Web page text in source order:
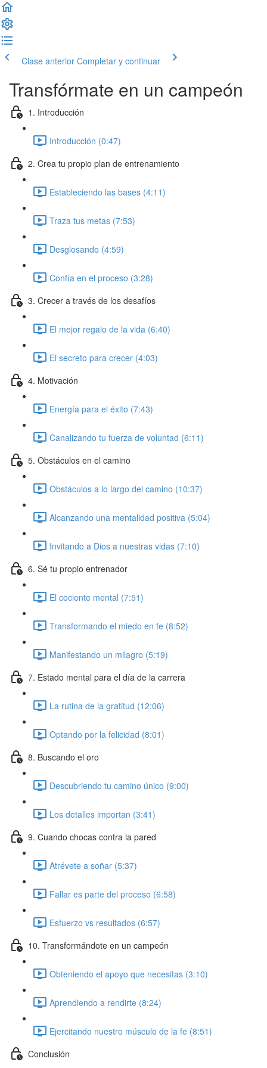
Clase anterior Completar y continuar
Transfórmate en un campeón
1. Introducción
Introducción (0:47)
2. Crea tu propio plan de entrenamiento
Estableciendo las bases (4:11)
Traza tus metas (7:53)
Desglosando (4:59)
Confía en el proceso (3:28)
3. Crecer a través de los desafíos
El mejor regalo de la vida (6:40)
El secreto para crecer (4:03)
4. Motivación
Energía para el éxito (7:43)
Canalizando tu fuerza de voluntad (6:11)
5. Obstáculos en el camino
Obstáculos a lo largo del camino (10:37)
Alcanzando una mentalidad positiva (5:04)
Invitando a Dios a nuestras vidas (7:10)
6. Sé tu propio entrenador
El cociente mental (7:51)
Transformando el miedo en fe (8:52)
Manifestando un milagro (5:19)
7. Estado mental para el día de la carrera
La rutina de la gratitud (12:06)
Optando por la felicidad (8:01)
8. Buscando el oro
Descubriendo tu camino único (9:00)
Los detalles importan (3:41)
9. Cuando chocas contra la pared
Atrévete a soñar (5:37)
Fallar es parte del proceso (6:58)
Esfuerzo vs resultados (6:57)
10. Transformándote en un campeón
Obteniendo el apoyo que necesitas (3:10)
Aprendiendo a rendirte (8:24)
Ejercitando nuestro músculo de la fe (8:51)
Conclusión